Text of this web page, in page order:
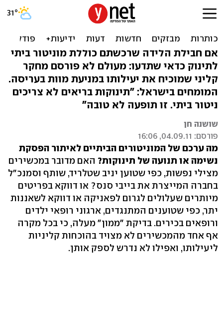
האם המוניטור אכן יעיל
למניעת מוות בעריסה?
אם חבילת הלידה שרכשתם כוללת מוניטור ביתי
לתינוק כדאי שתדעו: מעולם לא פורסם מחקר
קליני שמוכיח את יעילותו במניעת מוות בעריסה.
המומחים בישראל: "תינוקות בריאים לא צריכים
ניטור ביתי. זו תופעה לא טובה"
שושנה חן
פורסם: 04.09.11, 16:06
מה ערכם של המוניטורים הביתיים לאיתור הפסקת
נשימה או תנועה של תינוקות? האם מדובר במכשירים
מצילי נפשות, כפי שטוען יניב שטלריד, שותף וסמנכ"ל
בחברה המייצרת את בייבי סנס? או דווקא בפריטים
מיותרים שעלולים לגרום לפאניקה או דווקא לשאננות
יתר, כפי שטוענים המתנגדים, ארגוני רופאי ילדים
ורופאים בכירים. בדיקת "ממון" מעלה, כי בכל מקרה
אף אחד מהמכשירים לא מצויד בהוכחות קליניות
ליעילותו, ואפילו לא נדרש לספק אותן.